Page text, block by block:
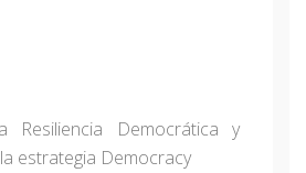
Resiliencia Democrática y
estrategia Democracy